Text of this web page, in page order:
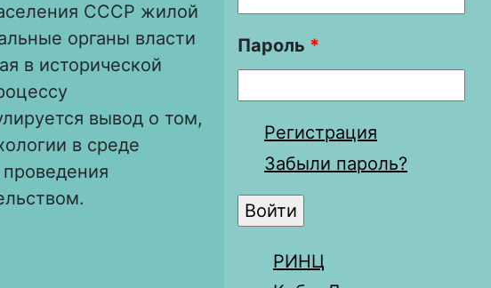
СССР жилой
органы власти
в исторической
вывод о том,
в среде
Пароль *
Регистрация
Забыли пароль?
РИНЦ